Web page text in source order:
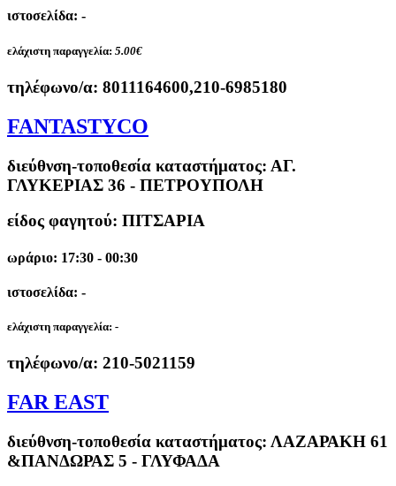
ιστοσελίδα: -
ελάχιστη παραγγελία: 5.00€
τηλέφωνο/α: 8011164600,210-6985180
FANTASTYCO
διεύθνση-τοποθεσία καταστήματος: ΑΓ.
ΓΛΥΚΕΡΙΑΣ 36 - ΠΕΤΡΟΥΠΟΛΗ
είδος φαγητού: ΠΙΤΣΑΡΙΑ
ωράριο: 17:30 - 00:30
ιστοσελίδα: -
ελάχιστη παραγγελία: -
τηλέφωνο/α: 210-5021159
FAR EAST
διεύθνση-τοποθεσία καταστήματος: ΛΑΖΑΡΑΚΗ 61
&ΠΑΝΔΩΡΑΣ 5 - ΓΛΥΦΑΔΑ